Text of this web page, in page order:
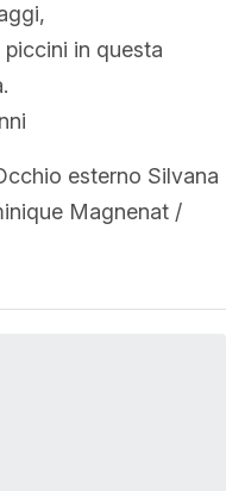
in questa
esterno Silvana
Magnenat /